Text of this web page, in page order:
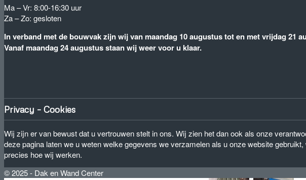
Ma – Vr: 8:00-16:30 uur
Za – Zo: gesloten
In verband met de bouwvak zijn wij van maandag 10 augustus tot en met vrijdag 21
Vanaf maandag 24 augustus staan wij weer voor u klaar.
Privacy – Cookies
Wij zijn er van bewust dat u vertrouwen stelt in ons. Wij zien het dan ook als onze
deze pagina laten we u weten welke gegevens we verzamelen als u onze website
precies hoe wij werken.
© 2025 - Dak en Wand Center